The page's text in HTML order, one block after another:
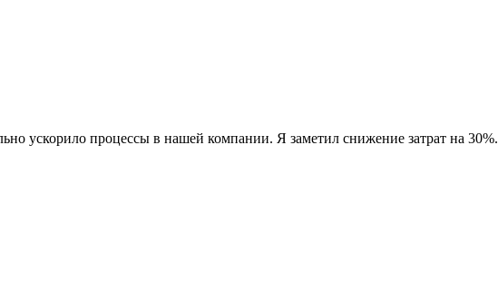
ускорило процессы в нашей компании. Я заметил снижение затрат на 30%.